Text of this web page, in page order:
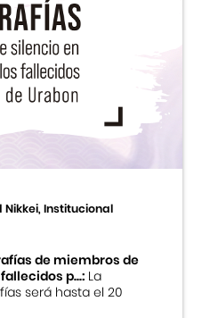
Institucional
de miembros de
p...:La
será hasta el 20